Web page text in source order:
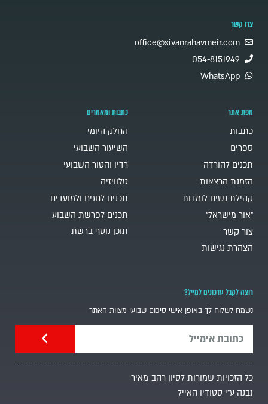
צרו קשר
office@sivanrahavmeir.com
054-8151949
WhatsApp
מפת אתר
כתבות
ספרים
תכנים להורדה
הזמנת הרצאות
קהילת נשים לומדות
"אור מישראל"
צור קשר
הצהרת נגישות
כתבות ומאמרים
החלק היומי
השיעור השבועי
רדיו והטור השבועי
טלוויזיה
תכנים לחגים ולמועדים
תכנים לפרשת השבוע
תוכן נוסף ברשת
רוצה לקבל עדכונים למייל?
נשמח לשלוח לך באופן אישי סיכום שבועי מצוות האתר
כל הזכויות שמורות לסיון רהב-מאיר
נבנה ע"י סטודיו האייל